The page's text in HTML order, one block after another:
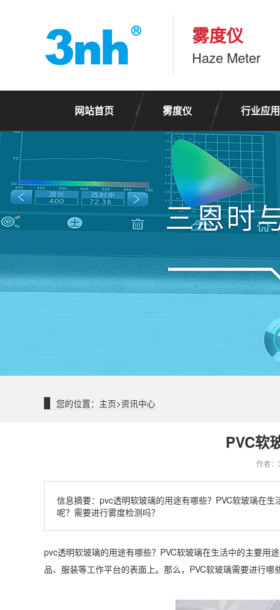
雾度仪
Haze Meter
网站首页 雾度仪 行业应用
您的位置： 主页>资讯中心
PVC软
作者：
信息摘要： pvc透明软玻璃的用途有哪些？PVC软玻璃在
呢？需要进行雾度检测吗？
pvc透明软玻璃的用途有哪些？PVC软玻璃在生活中的主要用
品、服装等工作平台的表面上。那么，PVC软玻璃需要进行哪